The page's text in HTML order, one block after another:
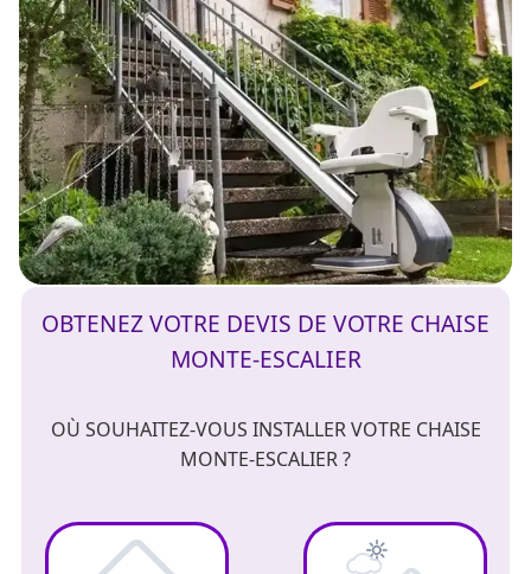
OBTENEZ VOTRE DEVIS DE VOTRE CHAISE
MONTE-ESCALIER
OÙ SOUHAITEZ-VOUS INSTALLER VOTRE CHAISE
MONTE-ESCALIER ?